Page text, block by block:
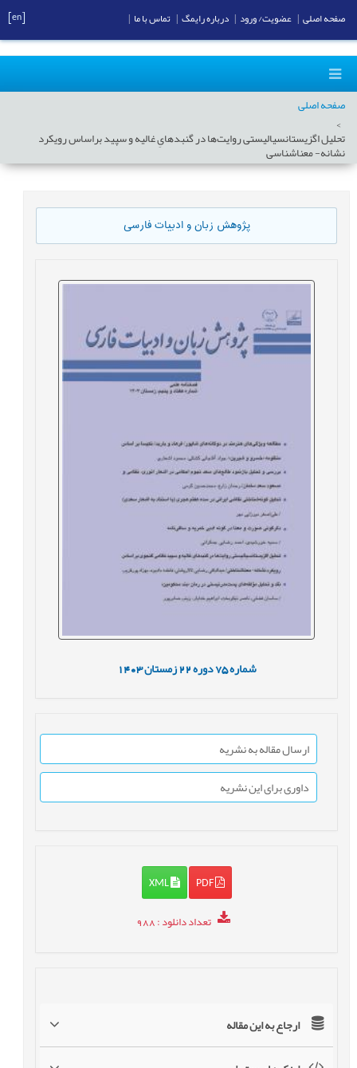
صفحه اصلی
تحلیل اگزیستانسیالیستی روایت‌ها در گنبدهایِ غالیه و سپید براساس رویکرد
نشانه- معناشناسی
پژوهش زبان و ادبیات فارسی
شماره75 دوره22 زمستان1403
ارسال مقاله به نشریه
داوری برای این نشریه
PDF
XML
تعداد دانلود: 988
ارجاع به این مقاله
صفحه اصلی عضویت/ ورود درباره رایمگ تماس با ما